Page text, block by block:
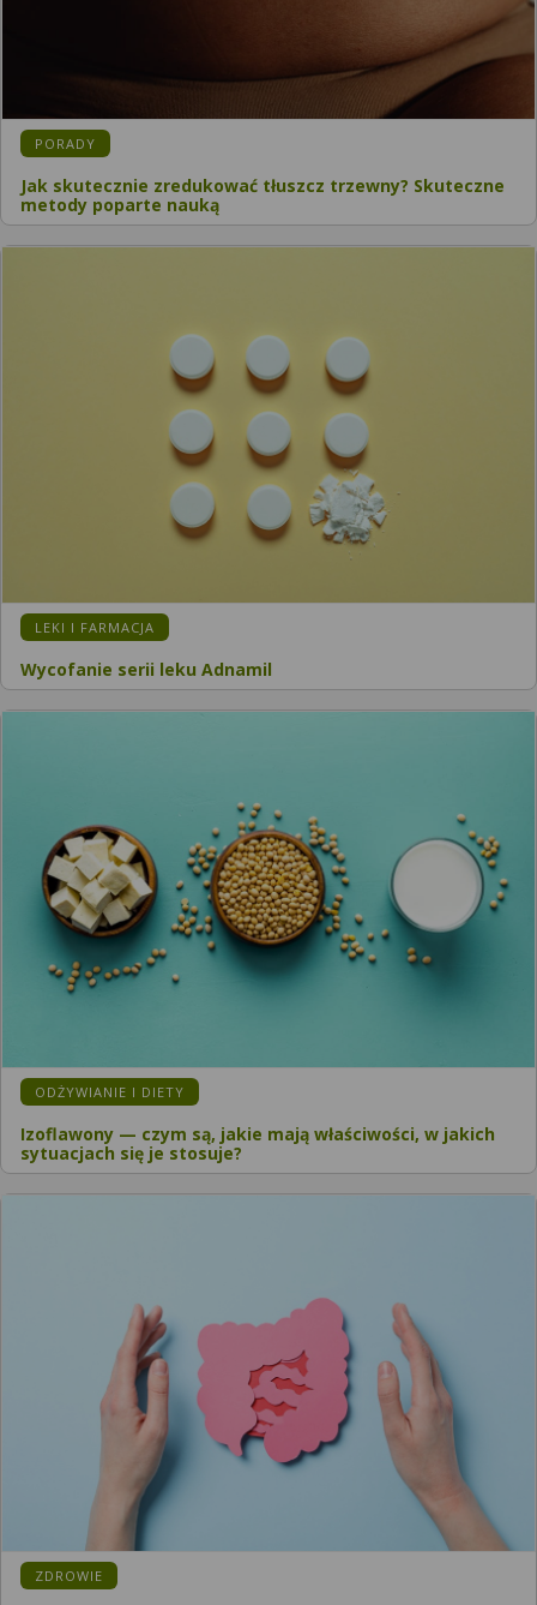
PORADY
Jak skutecznie zredukować tłuszcz trzewny? Skuteczne
metody poparte nauką
LEKI I FARMACJA
Wycofanie serii leku Adnamil
ODŻYWIANIE I DIETY
Izoflawony — czym są, jakie mają właściwości, w jakich
sytuacjach się je stosuje?
ZDROWIE